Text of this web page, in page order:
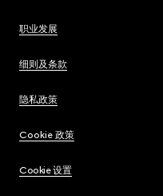
职业发展
细则及条款
隐私政策
Cookie 政策
Cookie 设置